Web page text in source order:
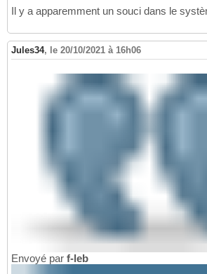
Il y a apparemment un souci dans le
Jules34, le 20/10/2021 à 16h06
Envoyé par f-leb